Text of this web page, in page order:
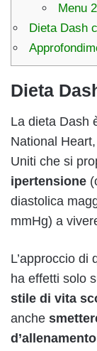
Menu 2
Dieta Dash
Dieta
La dieta Dash
National
Uniti che si
ipertensione
diastolica
mmHg) a
L’approccio di
ha effetti solo
stile di vita
anche
d’allenamento